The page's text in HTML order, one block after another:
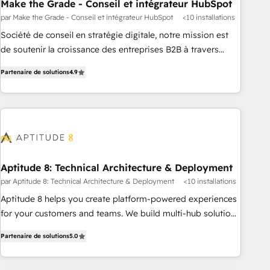
Make the Grade - Conseil et intégrateur HubSpot
par Make the Grade - Conseil et intégrateur HubSpot <10 installations
Société de conseil en stratégie digitale, notre mission est
de soutenir la croissance des entreprises B2B à travers
développement des revenus auprès de vos comptes
existants. En France et à l'international, nous travaillons
avec des ETI ambitieuses, des grands groupes voulant aller
florissantes. Nos 3 grandes expertises sont : ➤ L’intégration
équipes marketing, commerciales et support client (data
migration, synchronisation API, audit et maintenance) ➤ La
création de sites internet de conversion qui transforment
les visiteurs en opportunités d'affaires ➤ La mise en place
automatisation marketing, ABM, IA, emailing) Informations
clés : - 10 ans d'expérience - 100+ intégrations CRM
Partenaire de solutions4.9
Aptitude 8: Technical Architecture & Deployment
par Aptitude 8: Technical Architecture & Deployment <10 installations
Aptitude 8 helps you create platform-powered experiences
for your customers and teams. We build multi-hub solutions
Aptitude 8 is trusted by top brands such as Lenovo,
Bluetooth, International Sports Sciences Association, SXSW,
Partenaire de solutions5.0